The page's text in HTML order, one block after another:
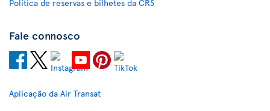
Política de reservas e bilhetes da CRS
Fale connosco
Aplicação da Air Transat